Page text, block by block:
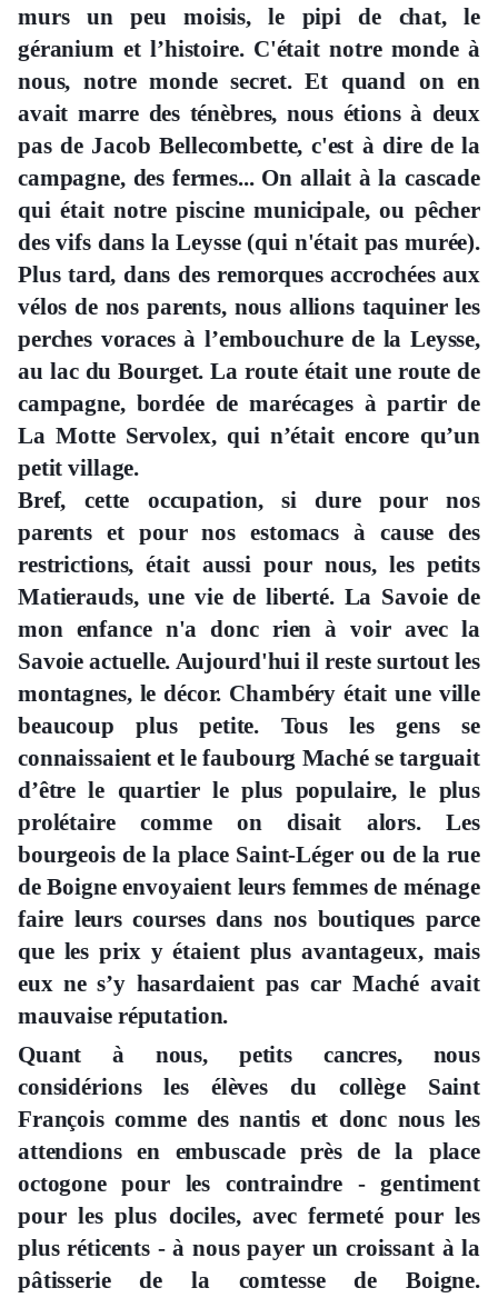
murs un peu moisis, le pipi de chat, le
géranium et l’histoire. C'était notre monde à
nous, notre monde secret. Et quand on en
avait marre des ténèbres, nous étions à deux
pas de Jacob Bellecombette, c'est à dire de la
campagne, des fermes... On allait à la cascade
qui était notre piscine municipale, ou pêcher
des vifs dans la Leysse (qui n'était pas murée).
Plus tard, dans des remorques accrochées aux
vélos de nos parents, nous allions taquiner les
perches voraces à l’embouchure de la Leysse,
au lac du Bourget. La route était une route de
campagne, bordée de marécages à partir de
La Motte Servolex, qui n’était encore qu’un
petit village.
Bref, cette occupation, si dure pour nos
parents et pour nos estomacs à cause des
restrictions, était aussi pour nous, les petits
Matierauds, une vie de liberté. La Savoie de
mon enfance n'a donc rien à voir avec la
Savoie actuelle. Aujourd'hui il reste surtout les
montagnes, le décor. Chambéry était une ville
beaucoup plus petite. Tous les gens se
connaissaient et le faubourg Maché se targuait
d’être le quartier le plus populaire, le plus
prolétaire comme on disait alors. Les
bourgeois de la place Saint-Léger ou de la rue
de Boigne envoyaient leurs femmes de ménage
faire leurs courses dans nos boutiques parce
que les prix y étaient plus avantageux, mais
eux ne s’y hasardaient pas car Maché avait
mauvaise réputation.
Quant à nous, petits cancres, nous
considérions les élèves du collège Saint
François comme des nantis et donc nous les
attendions en embuscade près de la place
octogone pour les contraindre - gentiment
pour les plus dociles, avec fermeté pour les
plus réticents - à nous payer un croissant à la
pâtisserie de la comtesse de Boigne.